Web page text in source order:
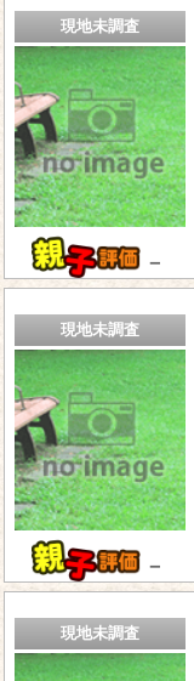
現地未調査
－
現地未調査
－
現地未調査